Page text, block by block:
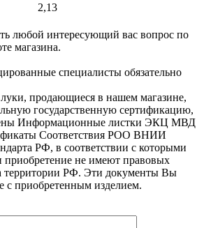
2,13
любой интересующий вас вопрос по
магазина.
специалисты обязательно
продающиеся в нашем магазине,
государственную сертификацию,
Информационные листки ЭКЦ МВД
Соответствия РОО ВНИИ
РФ, в соответствии с которыми
приобретение не имеют правовых
территории РФ. Эти документы Вы
с приобретенным изделием.